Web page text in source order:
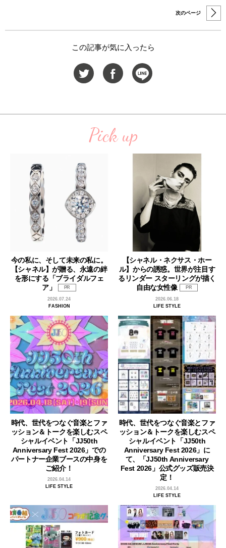
次のページ
この記事が気に入ったら
Pick up
今の私に、そして未来の私に。
【シャネル】が贈る、永遠の絆
を形にする「ブライダルフェ
ア」
PR
2026.07.24
FASHION
【シャネル・ネクサス・ホー
ル】からの誘惑。世界が注目す
るリンダー スターリングが描く
自由な女性像
PR
2026.06.18
LIFE STYLE
時代、世代をつなぐ音楽とファ
ッション＆トークを楽しむスペ
シャルイベント「JJ50th
Anniversary Fest 2026」での
パートナー企業ブースの中身を
ご紹介！
2026.04.14
LIFE STYLE
時代、世代をつなぐ音楽とファ
ッション＆トークを楽しむスペ
シャルイベント「JJ50th
Anniversary Fest 2026」に
て、「JJ50th Anniversary
Fest 2026」公式グッズ販売決
定！
2026.04.14
LIFE STYLE